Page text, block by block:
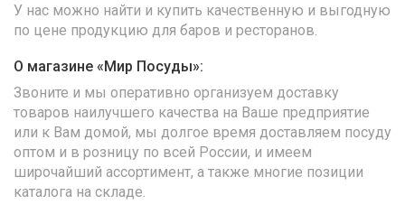
У нас можно найти и купить качественную и выгодную
по цене продукцию для баров и ресторанов.
О магазине «Мир Посуды»:
Звоните и мы оперативно организуем доставку
товаров наилучшего качества на Ваше предприятие
или к Вам домой, мы долгое время доставляем посуду
оптом и в розницу по всей России, и имеем
широчайший ассортимент, а также многие позиции
каталога на складе.